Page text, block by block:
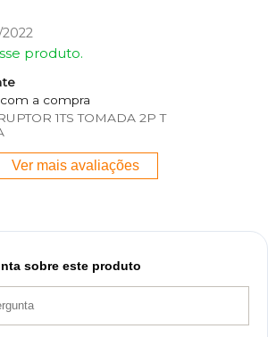
produto.
a compra
1TS TOMADA 2P T
Ver mais avaliações
sobre este produto